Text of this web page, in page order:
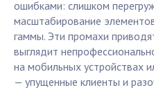
ошибками: слишком
масштабирование
гаммы. Эти промахи
выглядит
на мобильных устройствах
— упущенные клиенты и